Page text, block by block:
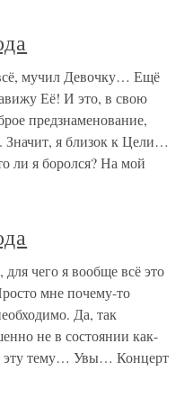
мучил Девочку… Ещё
Её! И это, в свою
предзнаменование,
Значит, я близок к Цели…
ли я боролся? На мой
чего я вообще всё это
мне почему-то
Да, так
не в состоянии как-
эту тему… Увы… Концерт